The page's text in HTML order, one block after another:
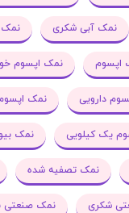
نمک آبی شکری نمک
اپسوم نمک اپسوم
دارویی نمک
یک کیلویی نمک
نمک تصفیه شده
شکری نمک صنعتی